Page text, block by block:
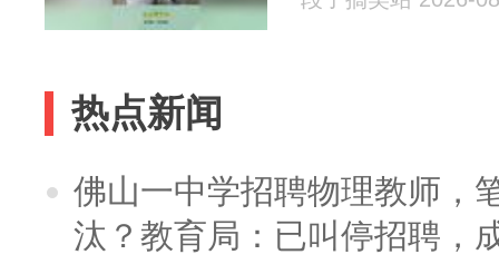
热点新闻
佛山一中学招聘物理教师，
汰？教育局：已叫停招聘，